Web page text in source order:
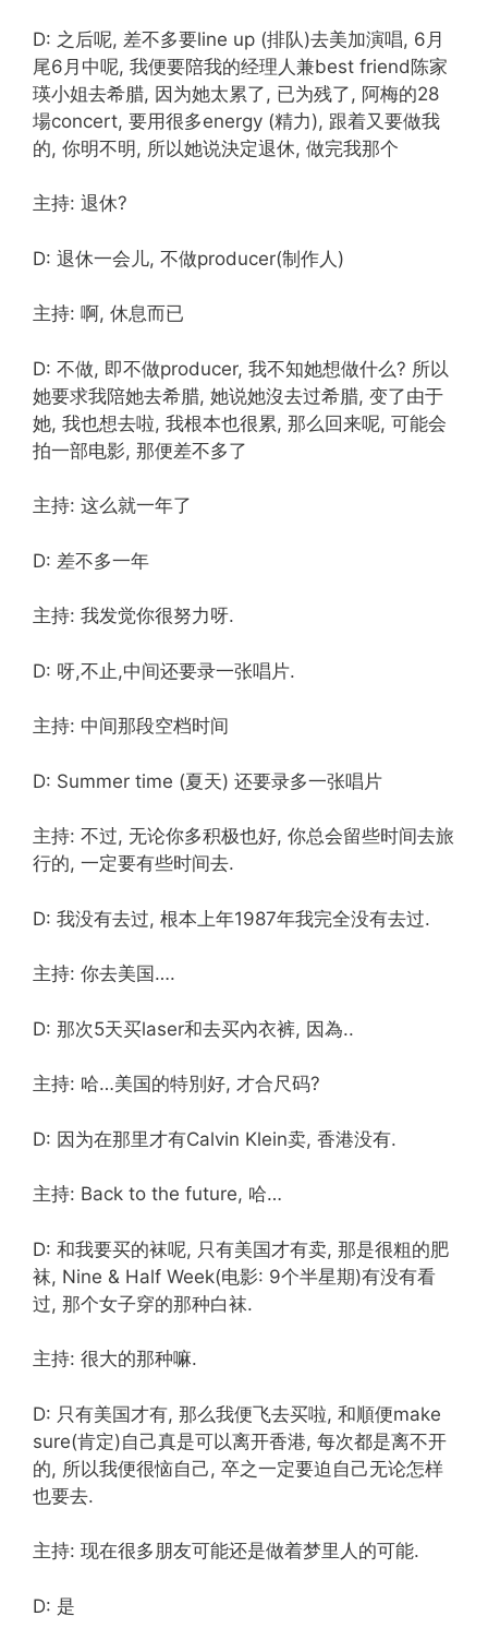
D: 之后呢, 差不多要line up (排队)去美加演唱, 6月
尾6月中呢, 我便要陪我的经理人兼best friend陈家
瑛小姐去希腊, 因为她太累了, 已为残了, 阿梅的28
場concert, 要用很多energy (精力), 跟着又要做我
的, 你明不明, 所以她说決定退休, 做完我那个
主持: 退休?
D: 退休一会儿, 不做producer(制作人)
主持: 啊, 休息而已
D: 不做, 即不做producer, 我不知她想做什么? 所以
她要求我陪她去希腊, 她说她沒去过希腊, 变了由于
她, 我也想去啦, 我根本也很累, 那么回来呢, 可能会
拍一部电影, 那便差不多了
主持: 这么就一年了
D: 差不多一年
主持: 我发觉你很努力呀.
D: 呀,不止,中间还要录一张唱片.
主持: 中间那段空档时间
D: Summer time (夏天) 还要录多一张唱片
主持: 不过, 无论你多积极也好, 你总会留些时间去旅
行的, 一定要有些时间去.
D: 我没有去过, 根本上年1987年我完全没有去过.
主持: 你去美国….
D: 那次5天买laser和去买內衣裤, 因為..
主持: 哈…美国的特別好, 才合尺码?
D: 因为在那里才有Calvin Klein卖, 香港没有.
主持: Back to the future, 哈…
D: 和我要买的袜呢, 只有美国才有卖, 那是很粗的肥
袜, Nine & Half Week(电影: 9个半星期)有没有看
过, 那个女子穿的那种白袜.
主持: 很大的那种嘛.
D: 只有美国才有, 那么我便飞去买啦, 和順便make
sure(肯定)自己真是可以离开香港, 每次都是离不开
的, 所以我便很恼自己, 卒之一定要迫自己无论怎样
也要去.
主持: 现在很多朋友可能还是做着梦里人的可能.
D: 是